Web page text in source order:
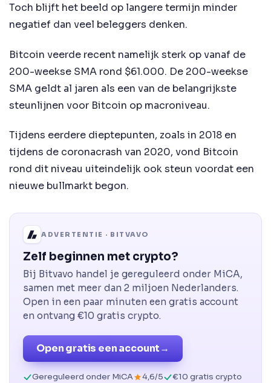
Toch blijft het beeld op langere termijn minder
negatief dan veel beleggers denken.
Bitcoin veerde recent namelijk sterk op vanaf de
200-weekse SMA rond $61.000. De 200-weekse
SMA geldt al jaren als een van de belangrijkste
steunlijnen voor Bitcoin op macroniveau.
Tijdens eerdere dieptepunten, zoals in 2018 en
tijdens de coronacrash van 2020, vond Bitcoin
rond dit niveau uiteindelijk ook steun voordat een
nieuwe bullmarkt begon.
ADVERTENTIE · BITVAVO
Zelf beginnen met crypto?
Bij Bitvavo handel je gereguleerd onder MiCA,
samen met meer dan 2 miljoen Nederlanders.
Open in een paar minuten een gratis account
en ontvang €10 gratis crypto.
Open gratis een account→
Gereguleerd onder MiCA 4,6/5 €10 gratis crypto